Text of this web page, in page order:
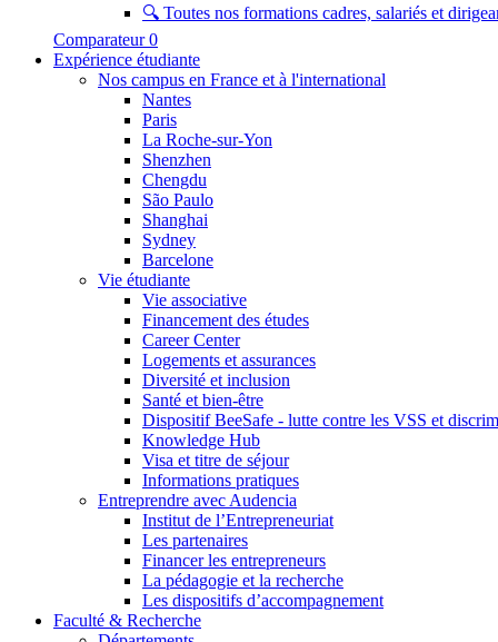
🔍 Toutes nos formations cadres, salariés et
Comparateur 0
Expérience étudiante
Nos campus en France et à l'international
Nantes
Paris
La Roche-sur-Yon
Shenzhen
Chengdu
São Paulo
Shanghai
Sydney
Barcelone
Vie étudiante
Vie associative
Financement des études
Career Center
Logements et assurances
Diversité et inclusion
Santé et bien-être
Dispositif BeeSafe - lutte contre les VSS et
Knowledge Hub
Visa et titre de séjour
Informations pratiques
Entreprendre avec Audencia
Institut de l’Entrepreneuriat
Les partenaires
Financer les entrepreneurs
La pédagogie et la recherche
Les dispositifs d’accompagnement
Faculté & Recherche